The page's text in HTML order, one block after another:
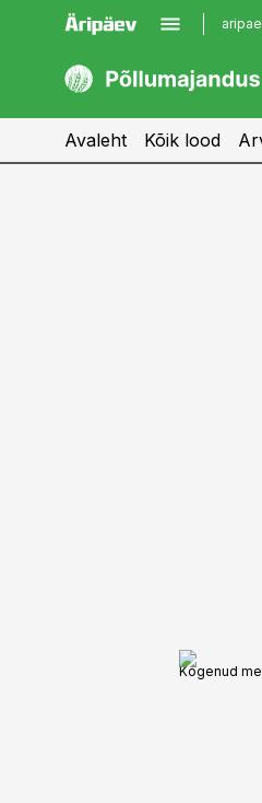
kaubandus.ee
kinnisvarauudised.ee
Avaleht Kõik lood
Kogenud